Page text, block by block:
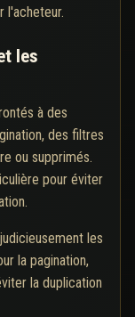
l'acheteur.
les
à des
des filtres
ou supprimés.
pour éviter
les
la pagination,
la duplication